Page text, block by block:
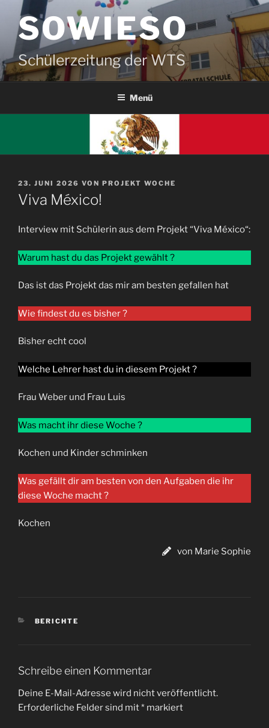
Inhalt
springenSOWIESO
Schülerzeitung der WTS
Menü
VERÖFFENTLICHT
AM
23. JUNI 2026 VON PROJEKT WOCHE
Viva México!
Interview mit Schülerin aus dem Projekt “Viva México“:
Warum hast du das Projekt gewählt ?
Das ist das Projekt das mir am besten gefallen hat
Wie findest du es bisher ?
Bisher echt cool
Welche Lehrer hast du in diesem Projekt ?
Frau Weber und Frau Luis
Was macht ihr diese Woche ?
Kochen und Kinder schminken
Was gefällt dir am besten von den Aufgaben die ihr
diese Woche macht ?
Kochen
von Marie Sophie
KATEGORIEN
BERICHTE
Schreibe einen Kommentar
Deine E-Mail-Adresse wird nicht veröffentlicht.
Erforderliche Felder sind mit* markiert